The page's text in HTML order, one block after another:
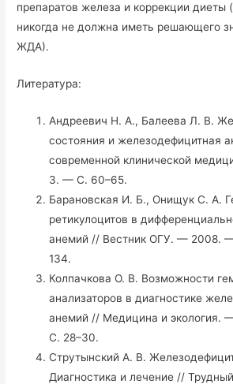
препаратов железа и коррекции диеты
никогда не должна иметь решающего
ЖДА).
Литература:
Андреевич Н. А., Балеева Л. В.
состояния и железодефицитная
современной клинической
3. — С. 60–65.
Барановская И. Б., Онищук С. А.
ретикулоцитов в
анемий // Вестник ОГУ. — 2008.
134.
Колпачкова О. В. Возможности
анализаторов в диагностике
анемий // Медицина и
С. 28–30.
Струтынский А. В.
Диагностика и лечение //